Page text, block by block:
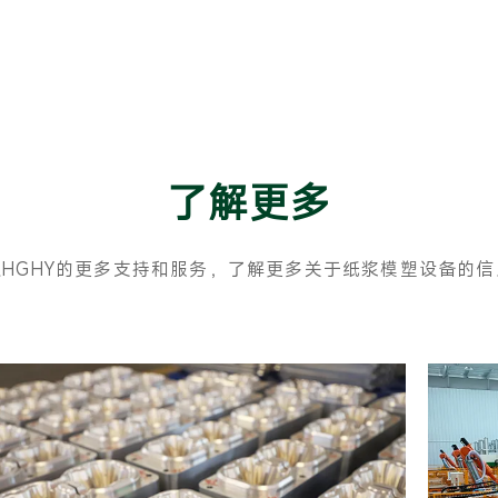
了解更多
的更多支持和服务，了解更多关于纸浆模塑设备的